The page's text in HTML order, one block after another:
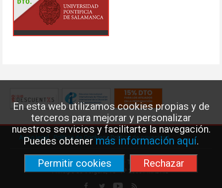
En esta web utilizamos cookies propias y de
terceros para mejorar y personalizar
nuestros servicios y facilitarte la navegación.
Puedes obtenermás información aquí.
Permitir cookies
Rechazar
Aviso legal·Política de Cookies·Política de privacidad
Federación de Enseñanza de USO · Teléfono: 91 577 41 13 ·
Príncipe de Vergara, 13 · 7º 28001 MADRID